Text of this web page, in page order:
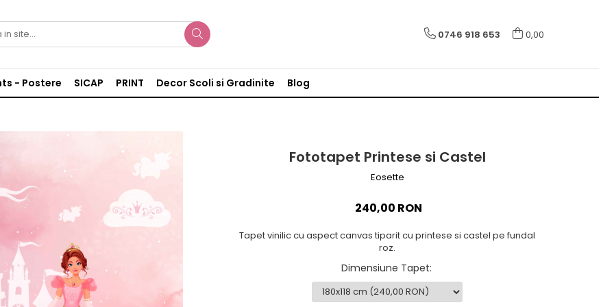
0746 918 653 0,00
- Postere SICAP PRINT Decor Scoli si Gradinite Blog
Fototapet Printese si Castel
Eosette
240,00 RON
Tapet vinilic cu aspect canvas tiparit cu printese si castel pe fundal
roz.
Dimensiune Tapet: